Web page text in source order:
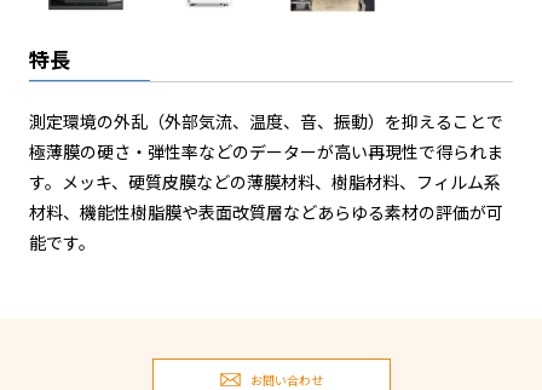
特長
測定環境の外乱（外部気流、温度、音、振動）を抑えることで
極薄膜の硬さ・弾性率などのデーターが高い再現性で得られま
す。メッキ、硬質皮膜などの薄膜材料、樹脂材料、フィルム系
材料、機能性樹脂膜や表面改質層などあらゆる素材の評価が可
能です。
お問い合わせ